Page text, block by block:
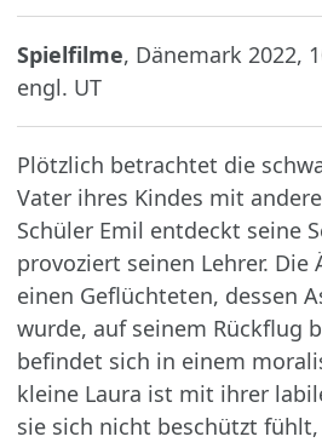
Spielfilme, Dänemark 2022,
engl. UT
Plötzlich betrachtet die
Vater ihres Kindes mit
Schüler Emil entdeckt seine
provoziert seinen Lehrer. Die
einen Geflüchteten, dessen
wurde, auf seinem Rückflug
befindet sich in einem
kleine Laura ist mit ihrer
sie sich nicht beschützt